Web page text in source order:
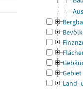
Gebiet
Land-